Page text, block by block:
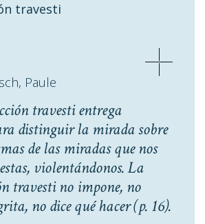
travesti
Paule
travesti entrega
distinguir la mirada sobre
de las miradas que nos
violentándonos. La
travesti no impone, no
no dice qué hacer(p. 16).